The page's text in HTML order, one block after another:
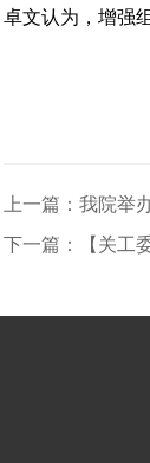
卓文认为，增强
上一篇：我院举
下一篇：【关工